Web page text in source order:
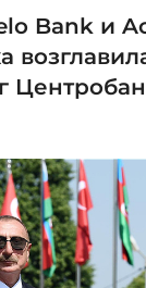
Bank и